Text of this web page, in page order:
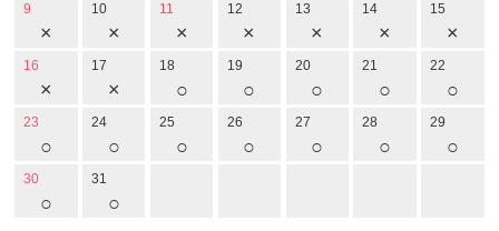
9
×
10
×
11
×
12
×
13
×
14
×
15
×
16
×
17
×
18
○
19
○
20
○
21
○
22
○
23
○
24
○
25
○
26
○
27
○
28
○
29
○
30
○
31
○